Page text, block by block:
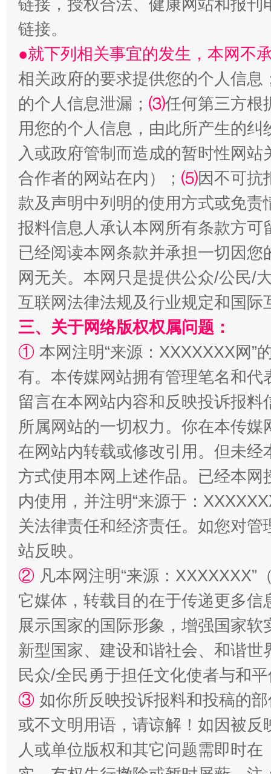
站台名比不上好声名
漫山遍野的桃花与雪山、麦地、白藏房 除
招工难、用工荒背后
链接，授权合法、健康网站和报
链接。
●就下列相关事宜的发生，本网不
相关政府的要求提供您的个人信息
的个人信息泄漏； ⑶任何第三方根
用您的个人信息，由此所产生的纠
入或政府管制而造成的暂时性网
合作者的网站在内）； ⑸因不可抗
款及声明中列明的使用方式或免责
报料信息人承认本网所有条款方
已经阅读本网条款并承担一切因
网无关。本网只是提供公众/公民/
互联网法律法规及行业规定和国
三、关于网络版权权属问题：
① 本网注明“来源：XXXXXXX网”
有。本传媒网站拥有管理笔名和
留言在本网站内容和反映投诉报
所属网站的一切权力。你在本传
在网站内转载或修改引用。但未
方式使用本网上述作品。已经本
内使用，并注明“来源于：
关法律责任和经济责任。如您对
站反映。
② 凡本网注明“来源：
它媒体，转载目的在于传递更多
展示国家的国际形象，增强国家
新型国家、建设和谐社会、和谐
民众/全民勇于担任文化使者与和
③ 如你所反映投诉报料和投稿的
或不文明用语，请谅解！如因被
人或单位版权和其它问题需即时在